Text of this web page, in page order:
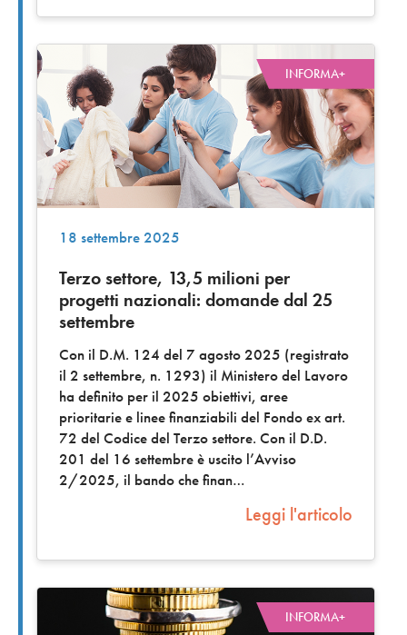
INFORMA+
18 settembre 2025
Terzo settore, 13,5 milioni per
progetti nazionali: domande dal 25
settembre
Con il D.M. 124 del 7 agosto 2025 (registrato
il 2 settembre, n. 1293) il Ministero del Lavoro
ha definito per il 2025 obiettivi, aree
prioritarie e linee finanziabili del Fondo ex art.
72 del Codice del Terzo settore. Con il D.D.
201 del 16 settembre è uscito l’Avviso
2/2025, il bando che finan
Leggi l'articolo
INFORMA+